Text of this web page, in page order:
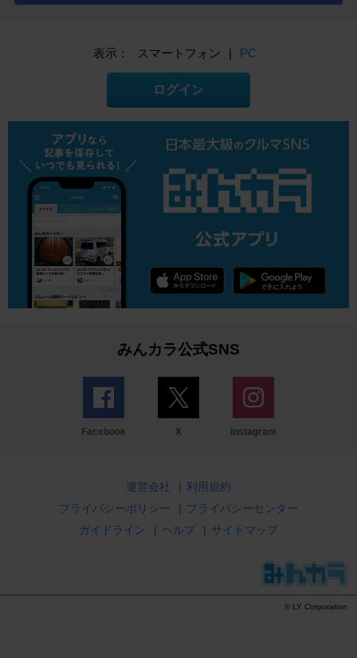
表示： スマートフォン | PC
ログイン
みんカラ公式SNS
Facebook X Instagram
運営会社 | 利用規約
プライバシーポリシー
| プライバシーセンター
ガイドライン
| ヘルプ | サイトマップ
© LY Corporation